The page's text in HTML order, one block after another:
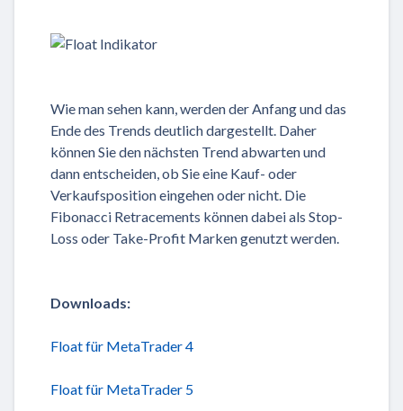
Wie man sehen kann, werden der Anfang und das
Ende des Trends deutlich dargestellt. Daher
können Sie den nächsten Trend abwarten und
dann entscheiden, ob Sie eine Kauf- oder
Verkaufsposition eingehen oder nicht. Die
Fibonacci Retracements können dabei als Stop-
Loss oder Take-Profit Marken genutzt werden.
Downloads:
Float für MetaTrader 4
Float für MetaTrader 5